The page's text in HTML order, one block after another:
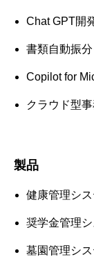
Chat GPT開
書類自動振
Copilot for
クラウド型
製品
健康管理シス
奨学金管理
墓園管理シス